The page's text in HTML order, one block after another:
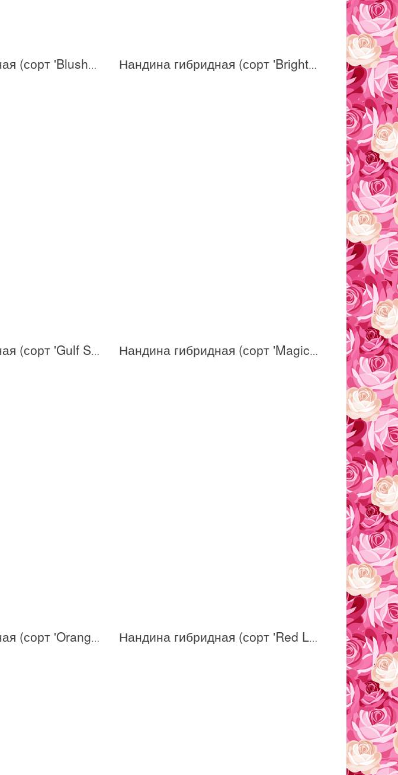
Нандина гибридная (сорт 'Blush Pink' ®) Нандина гибридная (сорт 'Bright light'®)
Нандина гибридная (сорт 'Gulf Stream') Нандина гибридная (сорт 'Magical® Lemon-Lime')
Нандина гибридная (сорт 'Orange Sunrise') Нандина гибридная (сорт 'Red Light')